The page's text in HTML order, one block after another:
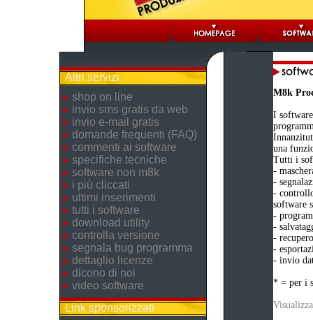
Altri servizi
shop on line
invio sms gratis da web
invio e-mail gratis
domande frequenti (FAQ)
commenti ai software
specifiche tecniche
software non m8k
i più cliccati
ultimi inserimenti
tutti i software
download utility
controlla versione
segnala bug programma
dettaglio licenze
dicono di noi
video software
Link sponsorizzati
M8k
I
una
Tutti i
-
-
-
software
-
-
-
-
- invio
* = per i